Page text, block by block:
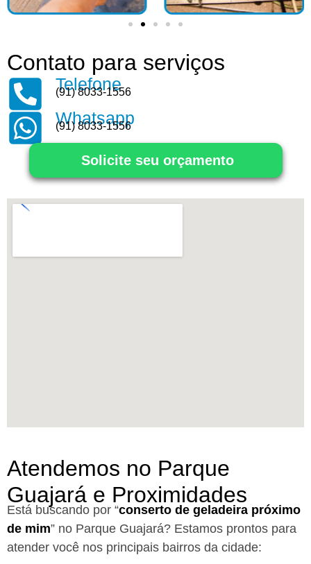
Contato para serviços
Telefone
(91) 8033-1556
Whatsapp
(91) 8033-1556
Solicite seu orçamento
Atendemos no Parque
Guajará e Proximidades
Está buscando por “conserto de geladeira próximo
de mim” no Parque Guajará? Estamos prontos para
atender você nos principais bairros da cidade: